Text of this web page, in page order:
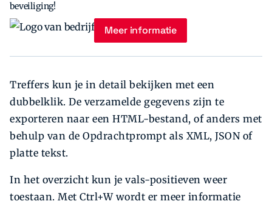
beveiliging!
Meer informatie
Treffers kun je in detail bekijken met een
dubbelklik. De verzamelde gegevens zijn te
exporteren naar een HTML-bestand, of anders met
behulp van de Opdrachtprompt als XML, JSON of
platte tekst.
In het overzicht kun je vals-positieven weer
toestaan. Met Ctrl+W wordt er meer informatie